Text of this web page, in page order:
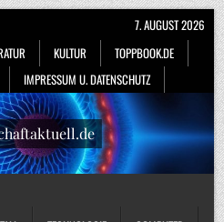
KULTUR
TOPPBOOK.DE
IMPRESSUM U. DATENSCHUTZ
7. AUGUST 2026